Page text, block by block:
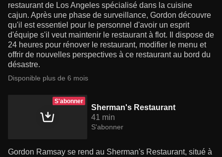
restaurant de Los Angeles spécialisé dans la cuisine
cajun. Après une phase de surveillance, Gordon découvre
qu'il est essentiel pour le personnel d'avoir un esprit
d'équipe s'il veut maintenir le restaurant à flot. Il dispose de
24 heures pour rénover le restaurant, modifier le menu et
offrir de nouvelles perspectives à ce restaurant au bord du
désastre.
Disponible plus de 6 mois
S'abonner
Sherman's Restaurant
41 min
S'abonner
Gordon Ramsay se rend au Sherman's Restaurant, situé à